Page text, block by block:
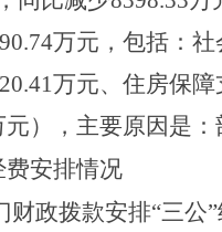
万元，包括：
万元、住房保障
元），主要原因是
费安排情况
财政拨款安排“三公”